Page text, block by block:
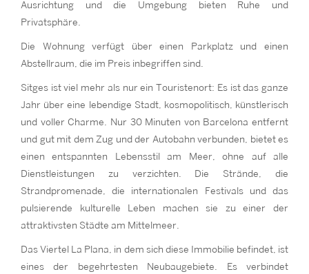
Ausrichtung und die Umgebung bieten Ruhe und
Privatsphäre.
Die Wohnung verfügt über einen Parkplatz und einen
Abstellraum, die im Preis inbegriffen sind.
Sitges ist viel mehr als nur ein Touristenort: Es ist das ganze
Jahr über eine lebendige Stadt, kosmopolitisch, künstlerisch
und voller Charme. Nur 30 Minuten von Barcelona entfernt
und gut mit dem Zug und der Autobahn verbunden, bietet es
einen entspannten Lebensstil am Meer, ohne auf alle
Dienstleistungen zu verzichten. Die Strände, die
Strandpromenade, die internationalen Festivals und das
pulsierende kulturelle Leben machen sie zu einer der
attraktivsten Städte am Mittelmeer.
Das Viertel La Plana, in dem sich diese Immobilie befindet, ist
eines der begehrtesten Neubaugebiete. Es verbindet